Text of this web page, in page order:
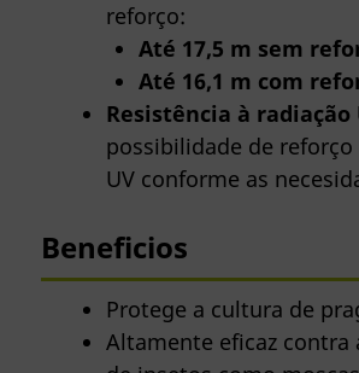
reforço:
Até 17,5 m sem
Até 16,1 m com
Resistência à radiação
possibilidade de
UV conforme as
Beneficios
Protege a cultura de
Altamente eficaz contra